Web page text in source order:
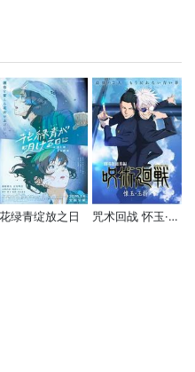
花绿青绽放之日 咒术回战 怀玉·玉折 总集篇